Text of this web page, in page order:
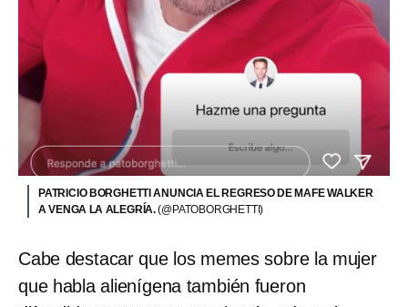
PATRICIO BORGHETTI ANUNCIA EL REGRESO DE MAFE WALKER
A VENGA LA ALEGRÍA.(@PATOBORGHETTI)
Cabe destacar que los memes sobre la mujer
que habla alienígena también fueron